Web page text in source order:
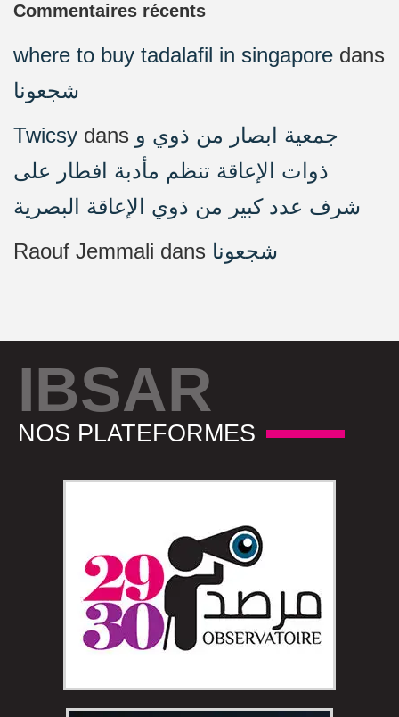
Commentaires récents
where to buy tadalafil in singapore dans
شجعونا
Twicsy dans جمعية ابصار من ذوي و
ذوات الإعاقة تنظم مأدبة افطار على
شرف عدد كبير من ذوي الإعاقة البصرية
Raouf Jemmali dans شجعونا
IBSAR
NOS PLATEFORMES